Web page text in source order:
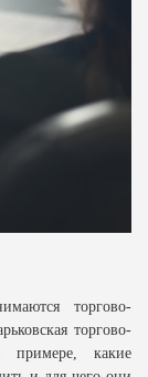
торгово-
торгово-
примере, какие